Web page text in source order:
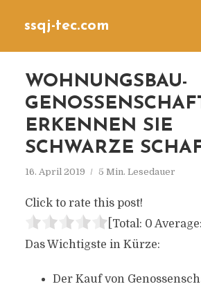
ssqj-tec.com
WOHNUNGSBAU-
ERKENNEN SIE
SCHWARZE
16. April 2019 5 Min. Lesedauer
Click to rate this post!
[Total: 0 Average:
Das Wichtigste in Kürze:
Der Kauf von